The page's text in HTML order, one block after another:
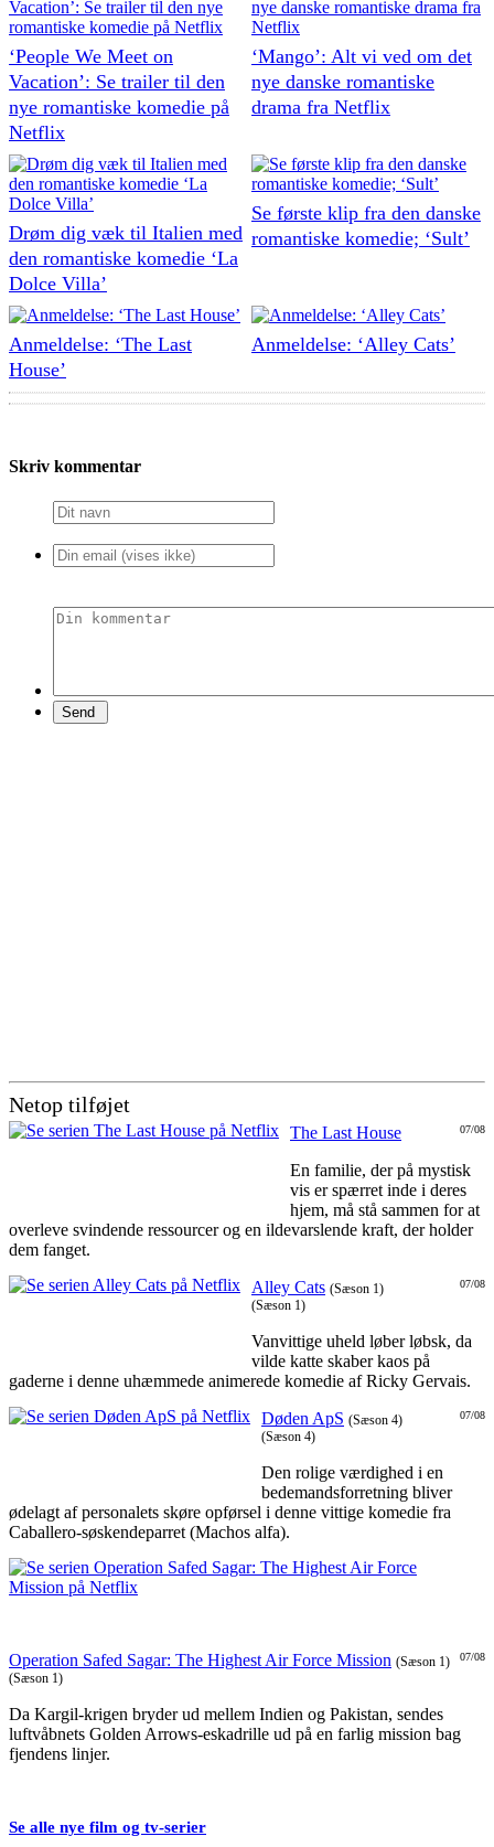
‘People We Meet on
Vacation’: Se trailer til den
nye romantiske komedie på
Netflix
‘Mango’: Alt vi ved om det
nye danske romantiske
drama fra Netflix
Drøm dig væk til Italien med
den romantiske komedie ‘La
Dolce Villa’
Se første klip fra den danske
romantiske komedie; ‘Sult’
Anmeldelse: ‘The Last
House’
Anmeldelse: ‘Alley Cats’
Skriv kommentar
Netop tilføjet
07/08
The Last House
En familie, der på mystisk
vis er spærret inde i deres
hjem, må stå sammen for at
overleve svindende ressourcer og en ildevarslende kraft, der holder
dem fanget.
07/08
Alley Cats (Sæson 1)
(Sæson 1)
Vanvittige uheld løber løbsk, da
vilde katte skaber kaos på
gaderne i denne uhæmmede animerede komedie af Ricky Gervais.
07/08
Døden ApS (Sæson 4)
(Sæson 4)
Den rolige værdighed i en
bedemandsforretning bliver
ødelagt af personalets skøre opførsel i denne vittige komedie fra
Caballero-søskendeparret (Machos alfa).
07/08
Operation Safed Sagar: The Highest Air Force Mission (Sæson 1)
(Sæson 1)
Da Kargil-krigen bryder ud mellem Indien og Pakistan, sendes
luftvåbnets Golden Arrows-eskadrille ud på en farlig mission bag
fjendens linjer.
Se alle nye film og tv-serier